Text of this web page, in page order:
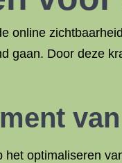
online
gaan. Door deze
optimaliseren